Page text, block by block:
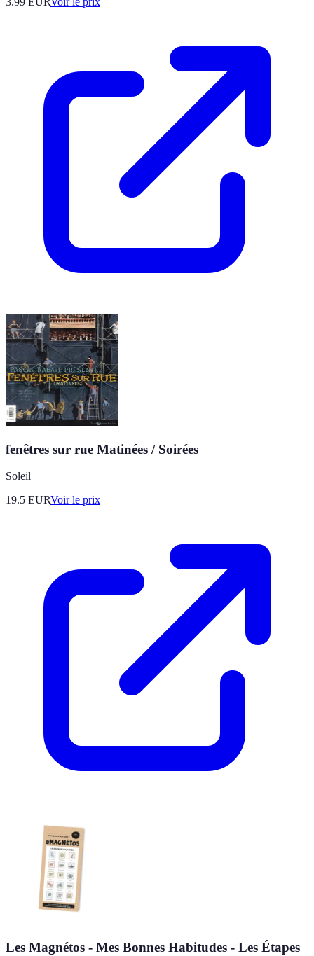
fenêtres sur rue Matinées / Soirées
Soleil
19.5 EURVoir le prix
Les Magnétos - Mes Bonnes Habitudes - Les Étapes